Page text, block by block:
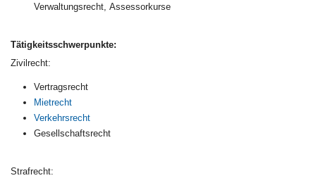
Verwaltungsrecht, Assessorkurse
Tätigkeitsschwerpunkte:
Zivilrecht:
Vertragsrecht
Mietrecht
Verkehrsrecht
Gesellschaftsrecht
Strafrecht: